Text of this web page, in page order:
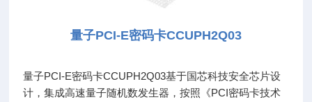
量子PCI-E密码卡CCUPH2Q03
量子PCI-E密码卡CCUPH2Q03基于国芯科技安全芯片设
计，集成高速量子随机数发生器，按照《PCI密码卡技术